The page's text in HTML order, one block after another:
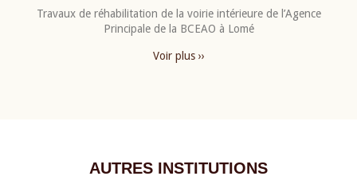
Travaux de réhabilitation de la voirie intérieure de l’Agence
Principale de la BCEAO à Lomé
Voir plus ››
AUTRES INSTITUTIONS